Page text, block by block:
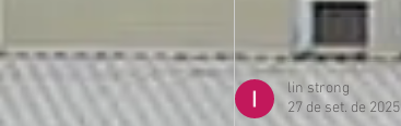
lin strong
27 de set. de 2025